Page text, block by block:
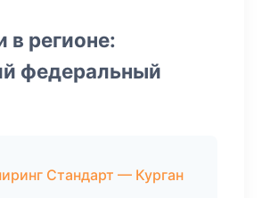
в регионе:
федеральный
Стандарт — Курган